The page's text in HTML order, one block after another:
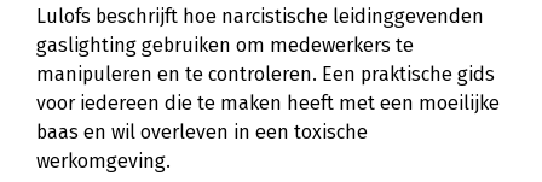
Lulofs beschrijft hoe narcistische leidinggevenden
gaslighting gebruiken om medewerkers te
manipuleren en te controleren. Een praktische gids
voor iedereen die te maken heeft met een moeilijke
baas en wil overleven in een toxische
werkomgeving.